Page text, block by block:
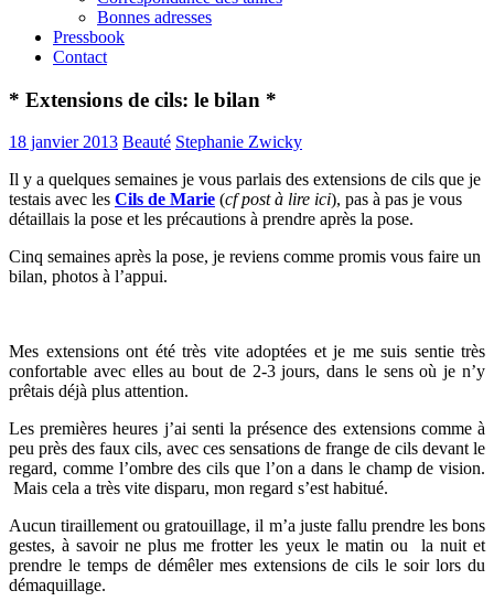
Bonnes adresses
Pressbook
Contact
* Extensions de cils: le bilan *
18 janvier 2013 Beauté Stephanie Zwicky
Il y a quelques semaines je vous parlais des extensions de cils que je
testais avec les Cils de Marie (cf post à lire ici), pas à pas je vous
détaillais la pose et les précautions à prendre après la pose.
Cinq semaines après la pose, je reviens comme promis vous faire un
bilan, photos à l’appui.
Mes extensions ont été très vite adoptées et je me suis sentie très
confortable avec elles au bout de 2-3 jours, dans le sens où je n’y
prêtais déjà plus attention.
Les premières heures j’ai senti la présence des extensions comme à
peu près des faux cils, avec ces sensations de frange de cils devant le
regard, comme l’ombre des cils que l’on a dans le champ de vision.
Mais cela a très vite disparu, mon regard s’est habitué.
Aucun tiraillement ou gratouillage, il m’a juste fallu prendre les bons
gestes, à savoir ne plus me frotter les yeux le matin ou la nuit et
prendre le temps de démêler mes extensions de cils le soir lors du
démaquillage.